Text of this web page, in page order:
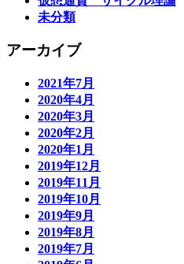
未分類
アーカイブ
2021年7月
2020年4月
2020年3月
2020年2月
2020年1月
2019年12月
2019年11月
2019年10月
2019年9月
2019年8月
2019年7月